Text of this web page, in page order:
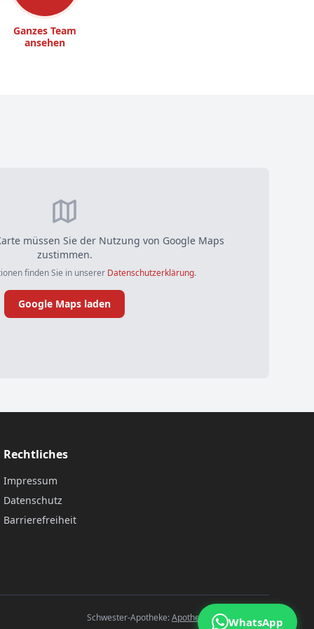
Ganzes Team
ansehen
müssen Sie der Nutzung von Google Maps
zustimmen.
finden Sie in unserer Datenschutzerklärung.
Google Maps laden
Rechtliches
Impressum
Datenschutz
Barrierefreiheit
Schwester-Apotheke:Apotheke B27, Göttingen
WhatsApp